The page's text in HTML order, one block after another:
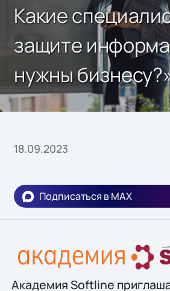
Какие
защите
нужны
18.09.2023
Подписаться в MAX
Академия Softline